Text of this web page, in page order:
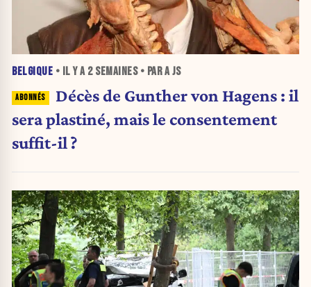
BELGIQUE • IL Y A 2 SEMAINES• PAR A JS
Décès de Gunther von Hagens : il
sera plastiné, mais le consentement
suffit-il ?